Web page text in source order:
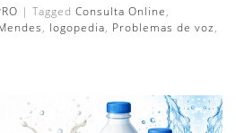
| Tagged Consulta Online,
, logopedia, Problemas de voz,